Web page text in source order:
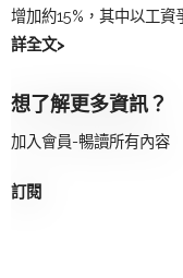
增加約15%，其中以工資
詳全文>
想了解更多資訊？
加入會員-暢讀所有內容
訂閱